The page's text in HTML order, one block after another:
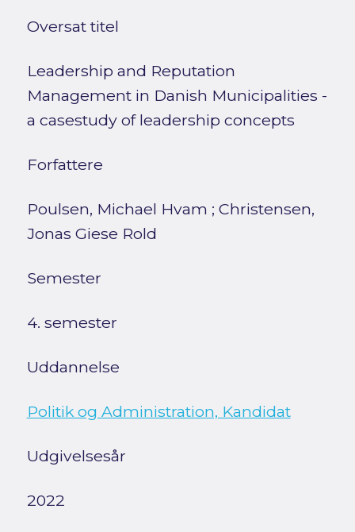
Oversat titel
Leadership and Reputation
Management in Danish Municipalities -
a casestudy of leadership concepts
Forfattere
Poulsen, Michael Hvam ; Christensen,
Jonas Giese Rold
Semester
4. semester
Uddannelse
Politik og Administration, Kandidat
Udgivelsesår
2022